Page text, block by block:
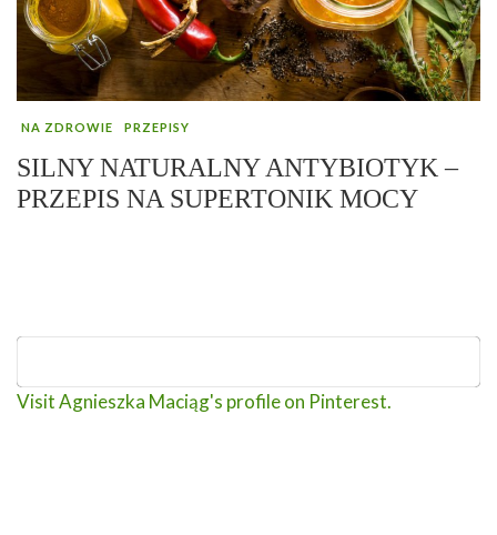
NA ZDROWIE PRZEPISY
SILNY NATURALNY ANTYBIOTYK –
PRZEPIS NA SUPERTONIK MOCY
Visit Agnieszka Maciąg's profile on Pinterest.